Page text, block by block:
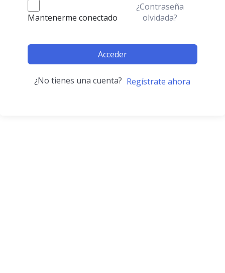
Mantenerme conectado
¿Contraseña
olvidada?
Acceder
¿No tienes una cuenta? Regístrate ahora